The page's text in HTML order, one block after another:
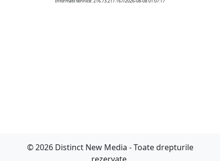
© 2026 Distinct New Media - Toate drepturile